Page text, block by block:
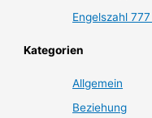
Engelszahl
Kategorien
Allgemein
Beziehung